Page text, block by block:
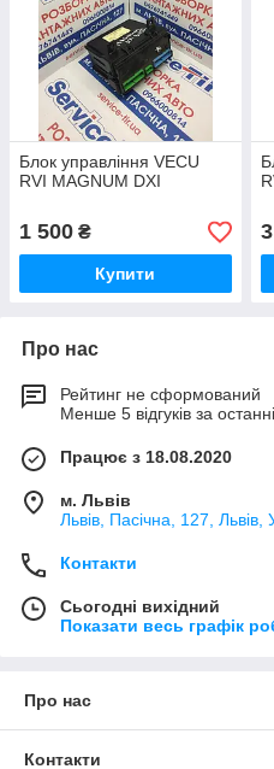
Блок управління VECU
RVI MAGNUM DXI
1 500 ₴
Купити
Про нас
Рейтинг не сформований
Менше 5 відгуків за
Працює з 18.08.2020
м. Львів
Львів, Пасічна, 127, Львів,
Контакти
Сьогодні вихідний
Показати весь графік
Про нас
Контакти